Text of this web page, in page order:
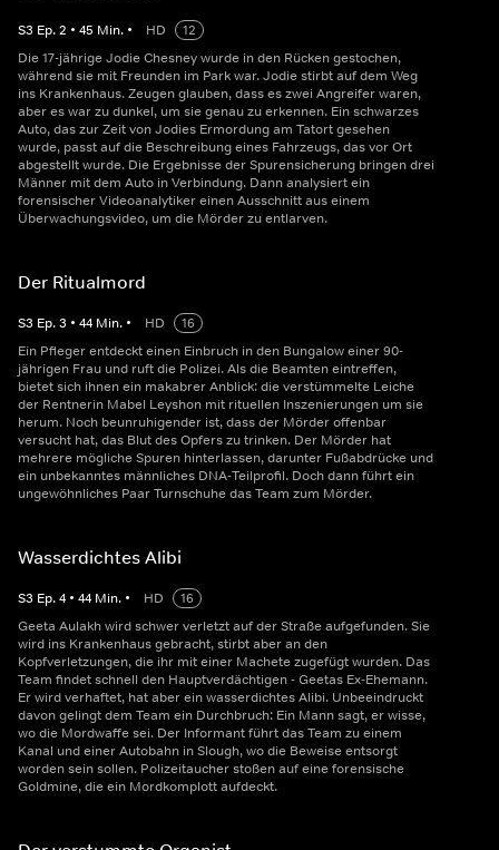
S3 Ep.2 • 45 Min. • HD
12
Die 17-jährige Jodie Chesney wurde in den Rücken gestochen,
während sie mit Freunden im Park war. Jodie stirbt auf dem Weg
ins Krankenhaus. Zeugen glauben, dass es zwei Angreifer waren,
aber es war zu dunkel, um sie genau zu erkennen. Ein schwarzes
Auto, das zur Zeit von Jodies Ermordung am Tatort gesehen
wurde, passt auf die Beschreibung eines Fahrzeugs, das vor Ort
abgestellt wurde. Die Ergebnisse der Spurensicherung bringen drei
Männer mit dem Auto in Verbindung. Dann analysiert ein
forensischer Videoanalytiker einen Ausschnitt aus einem
Überwachungsvideo, um die Mörder zu entlarven.
Der Ritualmord
S3 Ep.3 • 44 Min. • HD
16
Ein Pfleger entdeckt einen Einbruch in den Bungalow einer 90-
jährigen Frau und ruft die Polizei. Als die Beamten eintreffen,
bietet sich ihnen ein makabrer Anblick: die verstümmelte Leiche
der Rentnerin Mabel Leyshon mit rituellen Inszenierungen um sie
herum. Noch beunruhigender ist, dass der Mörder offenbar
versucht hat, das Blut des Opfers zu trinken. Der Mörder hat
mehrere mögliche Spuren hinterlassen, darunter Fußabdrücke und
ein unbekanntes männliches DNA-Teilprofil. Doch dann führt ein
ungewöhnliches Paar Turnschuhe das Team zum Mörder.
Wasserdichtes Alibi
S3 Ep.4 • 44 Min. • HD
16
Geeta Aulakh wird schwer verletzt auf der Straße aufgefunden. Sie
wird ins Krankenhaus gebracht, stirbt aber an den
Kopfverletzungen, die ihr mit einer Machete zugefügt wurden. Das
Team findet schnell den Hauptverdächtigen - Geetas Ex-Ehemann.
Er wird verhaftet, hat aber ein wasserdichtes Alibi. Unbeeindruckt
davon gelingt dem Team ein Durchbruch: Ein Mann sagt, er wisse,
wo die Mordwaffe sei. Der Informant führt das Team zu einem
Kanal und einer Autobahn in Slough, wo die Beweise entsorgt
worden sein sollen. Polizeitaucher stoßen auf eine forensische
Goldmine, die ein Mordkomplott aufdeckt.